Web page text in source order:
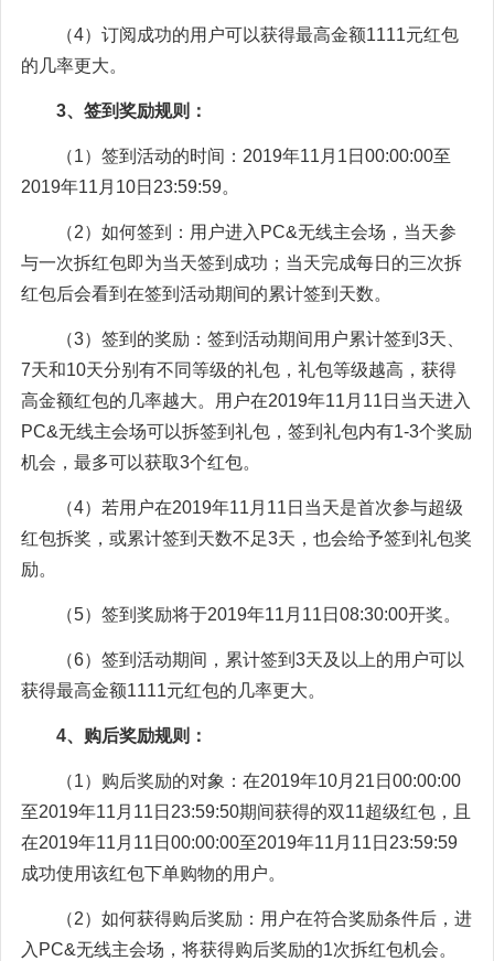
（4）订阅成功的用户可以获得最高金额1111元红包
的几率更大。
3、签到奖励规则：
（1）签到活动的时间：2019年11月1日00:00:00至
2019年11月10日23:59:59。
（2）如何签到：用户进入PC&无线主会场，当天参
与一次拆红包即为当天签到成功；当天完成每日的三次拆
红包后会看到在签到活动期间的累计签到天数。
（3）签到的奖励：签到活动期间用户累计签到3天、
7天和10天分别有不同等级的礼包，礼包等级越高，获得
高金额红包的几率越大。用户在2019年11月11日当天进入
PC&无线主会场可以拆签到礼包，签到礼包内有1-3个奖励
机会，最多可以获取3个红包。
（4）若用户在2019年11月11日当天是首次参与超级
红包拆奖，或累计签到天数不足3天，也会给予签到礼包奖
励。
（5）签到奖励将于2019年11月11日08:30:00开奖。
（6）签到活动期间，累计签到3天及以上的用户可以
获得最高金额1111元红包的几率更大。
4、购后奖励规则：
（1）购后奖励的对象：在2019年10月21日00:00:00
至2019年11月11日23:59:50期间获得的双11超级红包，且
在2019年11月11日00:00:00至2019年11月11日23:59:59
成功使用该红包下单购物的用户。
（2）如何获得购后奖励：用户在符合奖励条件后，进
入PC&无线主会场，将获得购后奖励的1次拆红包机会。